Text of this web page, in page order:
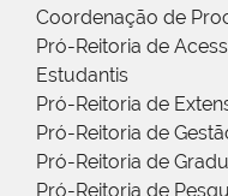
Coordenação de
Pró-Reitoria de
Estudantis
Pró-Reitoria de
Pró-Reitoria de
Pró-Reitoria de
Pró-Reitoria de